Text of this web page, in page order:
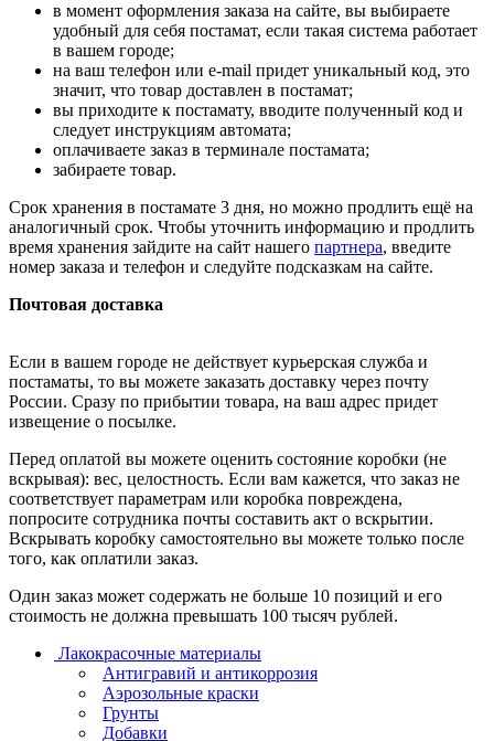
в момент оформления заказа на сайте, вы выбираете
удобный для себя постамат, если такая система работает
в вашем городе;
на ваш телефон или e-mail придет уникальный код, это
значит, что товар доставлен в постамат;
вы приходите к постамату, вводите полученный код и
следует инструкциям автомата;
оплачиваете заказ в терминале постамата;
забираете товар.
Срок хранения в постамате 3 дня, но можно продлить ещё на
аналогичный срок. Чтобы уточнить информацию и продлить
время хранения зайдите на сайт нашего партнера, введите
номер заказа и телефон и следуйте подсказкам на сайте.
Почтовая доставка
Если в вашем городе не действует курьерская служба и
постаматы, то вы можете заказать доставку через почту
России. Сразу по прибытии товара, на ваш адрес придет
извещение о посылке.
Перед оплатой вы можете оценить состояние коробки (не
вскрывая): вес, целостность. Если вам кажется, что заказ не
соответствует параметрам или коробка повреждена,
попросите сотрудника почты составить акт о вскрытии.
Вскрывать коробку самостоятельно вы можете только после
того, как оплатили заказ.
Один заказ может содержать не больше 10 позиций и его
стоимость не должна превышать 100 тысяч рублей.
Лакокрасочные материалы
Антигравий и антикоррозия
Аэрозольные краски
Грунты
Добавки